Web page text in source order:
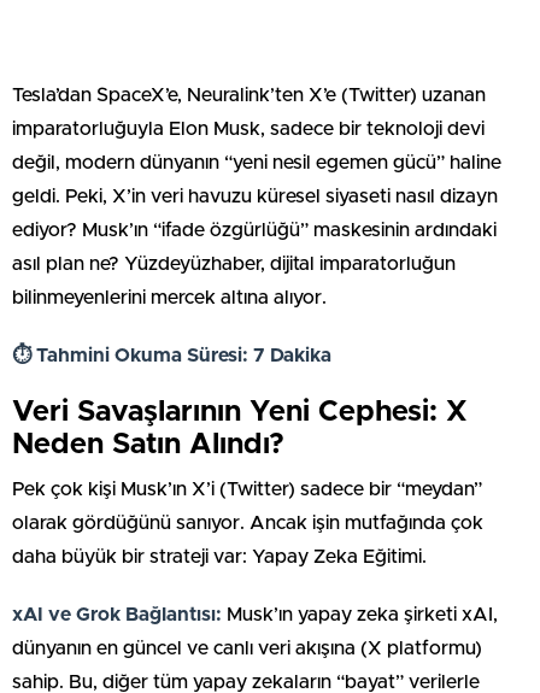
Tesla’dan SpaceX’e, Neuralink’ten X’e (Twitter) uzanan
imparatorluğuyla Elon Musk, sadece bir teknoloji devi
değil, modern dünyanın “yeni nesil egemen gücü” haline
geldi. Peki, X’in veri havuzu küresel siyaseti nasıl dizayn
ediyor? Musk’ın “ifade özgürlüğü” maskesinin ardındaki
asıl plan ne? Yüzdeyüzhaber, dijital imparatorluğun
bilinmeyenlerini mercek altına alıyor.
⏱️ Tahmini Okuma Süresi: 7 Dakika
Veri Savaşlarının Yeni Cephesi: X
Neden Satın Alındı?
Pek çok kişi Musk’ın X’i (Twitter) sadece bir “meydan”
olarak gördüğünü sanıyor. Ancak işin mutfağında çok
daha büyük bir strateji var: Yapay Zeka Eğitimi.
xAI ve Grok Bağlantısı: Musk’ın yapay zeka şirketi xAI,
dünyanın en güncel ve canlı veri akışına (X platformu)
sahip. Bu, diğer tüm yapay zekaların “bayat” verilerle